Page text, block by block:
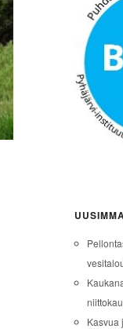
Kasvua